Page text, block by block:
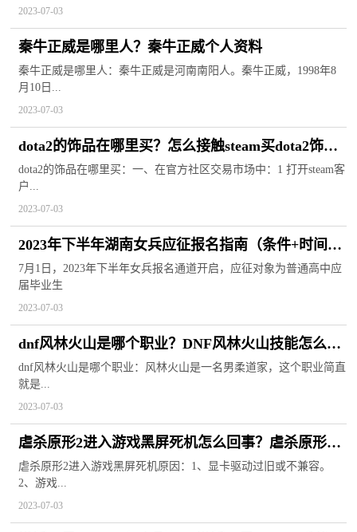
2023-07-03
秦牛正威是哪里人？秦牛正威个人资料
秦牛正威是哪里人：秦牛正威是河南南阳人。秦牛正威，1998年8
月10日...
2023-07-03
dota2的饰品在哪里买？怎么接触steam买dota2饰品
的限制？
dota2的饰品在哪里买：一、在官方社区交易市场中：1 打开steam客
户...
2023-07-03
2023年下半年湖南女兵应征报名指南（条件+时间
+入口）_焦点热议
7月1日，2023年下半年女兵报名通道开启，应征对象为普通高中应
届毕业生
2023-07-03
dnf风林火山是哪个职业？DNF风林火山技能怎么加
点？
dnf风林火山是哪个职业：风林火山是一名男柔道家，这个职业简直
就是...
2023-07-03
虐杀原形2进入游戏黑屏死机怎么回事？虐杀原形2
进入游戏黑屏死机怎么解决？
虐杀原形2进入游戏黑屏死机原因：1、显卡驱动过旧或不兼容。
2、游戏...
2023-07-03